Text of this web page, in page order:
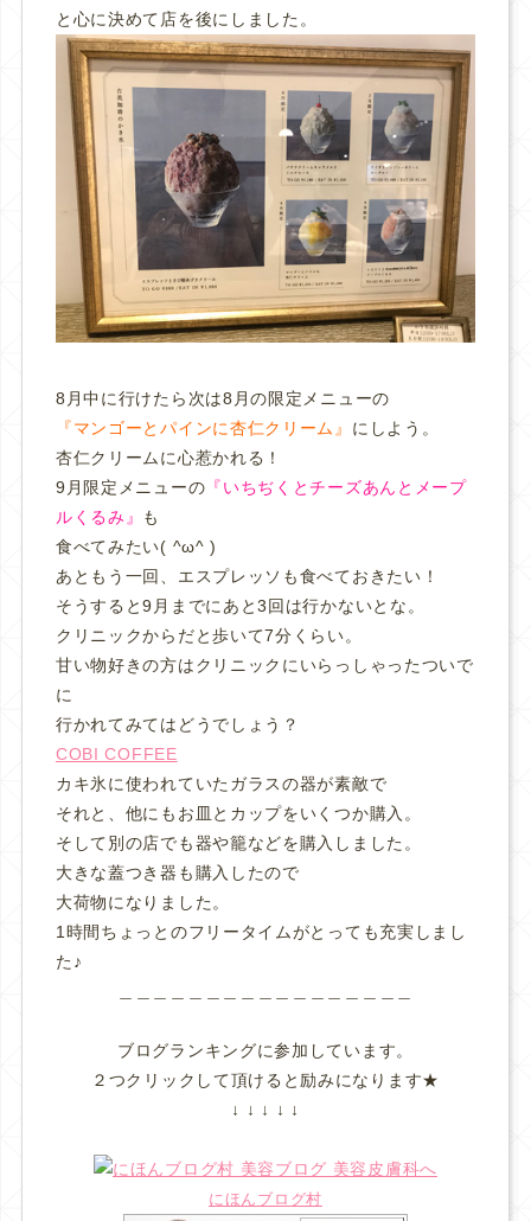
と心に決めて店を後にしました。
8月中に行けたら次は8月の限定メニューの
『マンゴーとパインに杏仁クリーム』 にしよう。
杏仁クリームに心惹かれる！
9月限定メニューの 『いちぢくとチーズあんとメープ
ルくるみ』 も
食べてみたい( ^ω^ )
あともう一回、エスプレッソも食べておきたい！
そうすると9月までにあと3回は行かないとな。
クリニックからだと歩いて7分くらい。
甘い物好きの方はクリニックにいらっしゃったついで
に
行かれてみてはどうでしょう？
COBI COFFEE
カキ氷に使われていたガラスの器が素敵で
それと、他にもお皿とカップをいくつか購入。
そして別の店でも器や籠などを購入しました。
大きな蓋つき器も購入したので
大荷物になりました。
1時間ちょっとのフリータイムがとっても充実しまし
た♪
ブログランキングに参加しています。
２つクリックして頂けると励みになります★
↓ ↓ ↓ ↓ ↓
にほんブログ村